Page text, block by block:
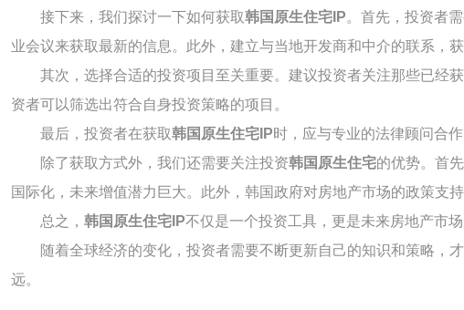
接下来，我们探讨一下如何获取韩国原生住宅IP。首先，投资者
业会议来获取最新的信息。此外，建立与当地开发商和中介的联系，
其次，选择合适的投资项目至关重要。建议投资者关注那些已经
资者可以筛选出符合自身投资策略的项目。
最后，投资者在获取韩国原生住宅IP时，应与专业的法律顾问合
除了获取方式外，我们还需要关注投资韩国原生住宅的优势。首
国际化，未来增值潜力巨大。此外，韩国政府对房地产市场的政策支
总之， 韩国原生住宅IP不仅是一个投资工具，更是未来房地产市
随着全球经济的变化，投资者需要不断更新自己的知识和策略，
远。